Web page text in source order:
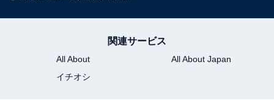
関連サービス
All About
All About Japan
イチオシ